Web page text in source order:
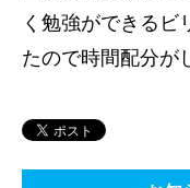
く勉強ができるビ
たので時間配分が